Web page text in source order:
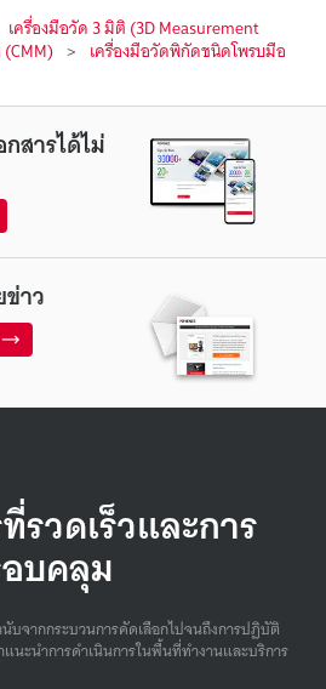
เครื่องมือวัด 3 มิติ (3D Measurement
เครื่องมือวัดพิกัดชนิดโพรบมือ
สารได้ไม่
าว
รวดเร็วและการ
บคลุม
บจากกระบวนการคัดเลือกไปจนถึงการปฏิบัติ
นะนําการดําเนินการในพื้นที่ทํางานและบริการ